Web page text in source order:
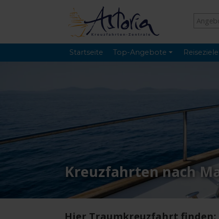
Startseite Top-Angebote Reiseziele
Kreuzfahrten nach